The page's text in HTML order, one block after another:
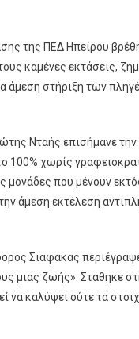
της ΠΕΔ Ηπείρου
καμένες εκτάσεις,
άμεση στήριξη των
Νταής επισήμανε
100% χωρίς
μονάδες που μένουν
άμεση εκτέλεση
Σιαφάκας
μιας ζωής». Στάθηκε
να καλύψει ούτε τα